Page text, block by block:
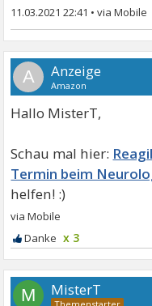
11.03.2021 22:41 •
A
Hallo MisterT,
Termin beim
x 3
M MisterT